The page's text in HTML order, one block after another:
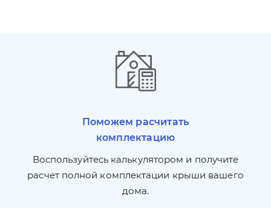
Поможем расчитать
комплектацию
Воспользуйтесь калькулятором и получите
расчет полной комплектации крыши вашего
дома.